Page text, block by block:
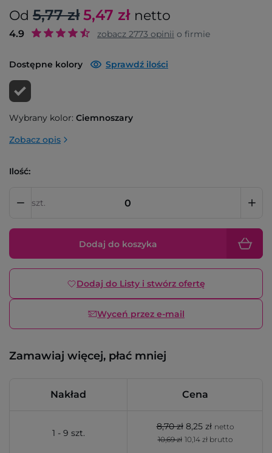
Od 5,77 zł 5,47 zł netto
4.9 zobacz 2773 opinii o firmie
Dostępne kolory Sprawdź ilości
Wybrany kolor: Ciemnoszary
Zobacz opis
Ilość:
szt.
Dodaj do koszyka
Dodaj do Listy i stwórz ofertę
Wyceń przez e-mail
Zamawiaj więcej, płać mniej
Nakład Cena
1 - 9 szt.
8,70 zł 8,25 zł netto
10,69 zł 10,14 zł brutto